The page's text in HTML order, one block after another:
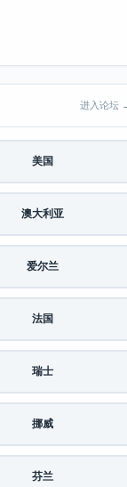
进入论坛
美国
澳大利亚
爱尔兰
法国
瑞士
挪威
芬兰